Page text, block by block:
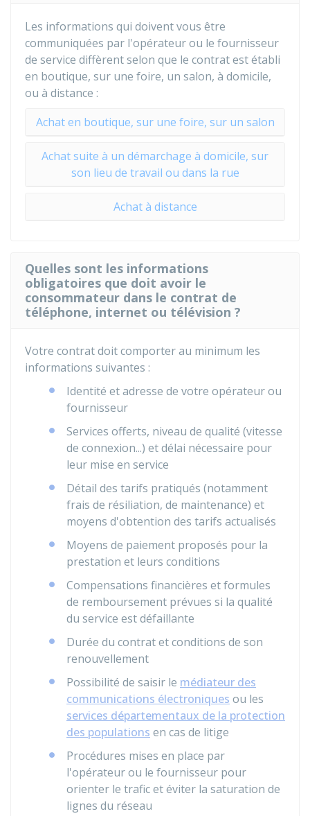
Les informations qui doivent vous être
communiquées par l'opérateur ou le fournisseur
de service diffèrent selon que le contrat est établi
en boutique, sur une foire, un salon, à domicile,
ou à distance :
Achat en boutique, sur une foire, sur un salon
Achat suite à un démarchage à domicile, sur
son lieu de travail ou dans la rue
Achat à distance
Quelles sont les informations
obligatoires que doit avoir le
consommateur dans le contrat de
téléphone, internet ou télévision ?
Votre contrat doit comporter au minimum les
informations suivantes :
Identité et adresse de votre opérateur ou
fournisseur
Services offerts, niveau de qualité (vitesse
de connexion...) et délai nécessaire pour
leur mise en service
Détail des tarifs pratiqués (notamment
frais de résiliation, de maintenance) et
moyens d'obtention des tarifs actualisés
Moyens de paiement proposés pour la
prestation et leurs conditions
Compensations financières et formules
de remboursement prévues si la qualité
du service est défaillante
Durée du contrat et conditions de son
renouvellement
Possibilité de saisir le médiateur des
communications électroniques ou les
services départementaux de la protection
des populations en cas de litige
Procédures mises en place par
l'opérateur ou le fournisseur pour
orienter le trafic et éviter la saturation de
lignes du réseau